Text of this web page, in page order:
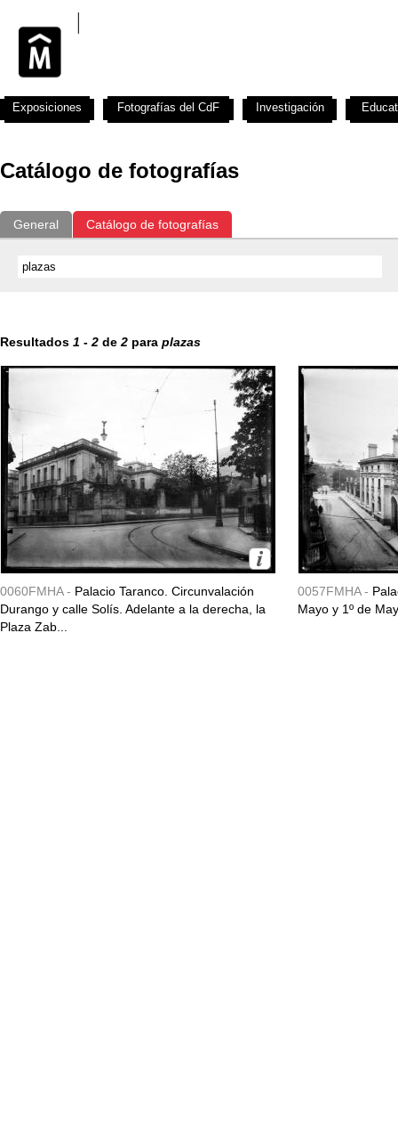
Catálogo de fotografías
General Catálogo de fotografías
Resultados 1 - 2 de 2 para plazas
0060FMHA - Palacio Taranco. Circunvalación
Durango y calle Solís. Adelante a la derecha, la
Plaza Zab...
0057FMHA -
Mayo y 1º de
Exposiciones Fotografías del CdF Investigación